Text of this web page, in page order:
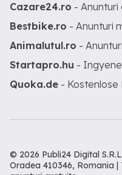
Cazare24.ro -
Bestbike.ro - Anunturi
Animalutul.ro -
Startapro.hu -
Quoka.de - Kostenlose
© 2026 Publi24 Digital
Oradea 410346, Romania